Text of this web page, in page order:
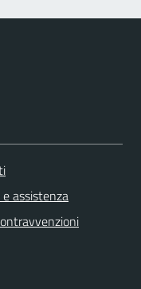
assistenza